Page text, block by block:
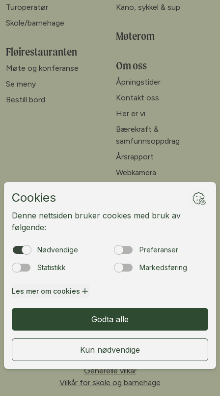
Turoperatør
Skole/barnehage
Fløirestauranten
Møte og konferanse
Se meny
Bestill bord
Kano, sykkel & sup
Møterom
Om oss
Åpningstider
Kontakt oss
Her er vi
Bærekraft &
samfunnsoppdrag
Årsrapport
Webkamera
Vetrlidsallmenningen 23A, 5014 Bergen, Norway
Personvern
Generelle vilkår
Vilkår for skole og barnehage